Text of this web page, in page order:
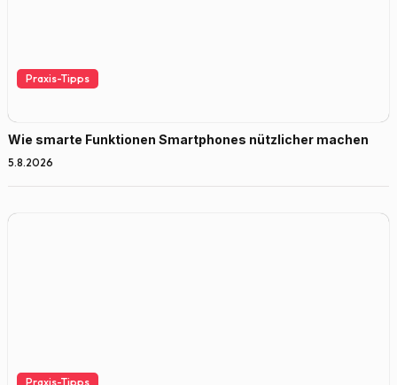
Praxis-Tipps
Wie smarte Funktionen Smartphones nützlicher machen
5.8.2026
Praxis-Tipps